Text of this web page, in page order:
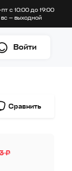
с 10:00 до 19:00
вс — выходной
Войти
Сравнить
₽